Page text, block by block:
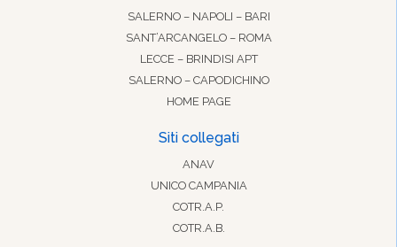
SALERNO – NAPOLI – BARI
SANT’ARCANGELO – ROMA
LECCE – BRINDISI APT
SALERNO – CAPODICHINO
HOME PAGE
Siti collegati
ANAV
UNICO CAMPANIA
COTR.A.P.
COTR.A.B.